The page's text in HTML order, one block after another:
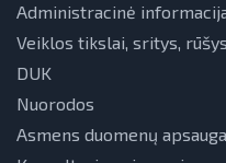
Administracinė
Veiklos tikslai, sritys,
DUK
Nuorodos
Asmens duomenų apsauga